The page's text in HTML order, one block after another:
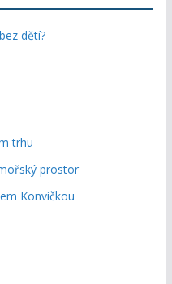
dětí?
trhu
prostor
Konvičkou